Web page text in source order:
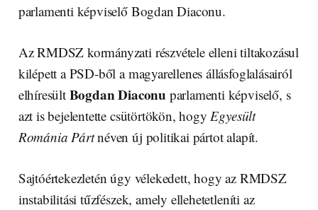
parlamenti képviselő Bogdan Diaconu.
Az RMDSZ kormányzati részvétele elleni tiltakozásul
kilépett a PSD-ből a magyarellenes állásfoglalásairól
elhíresült Bogdan Diaconu parlamenti képviselő, s
azt is bejelentette csütörtökön, hogy Egyesült
Románia Pártnéven új politikai pártot alapít.
Sajtóértekezletén úgy vélekedett, hogy az RMDSZ
instabilitási tűzfészek, amely ellehetetleníti az